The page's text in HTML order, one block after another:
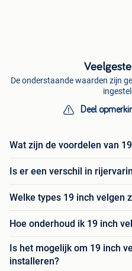
De onderstaande waarden zijn
Deel
Wat zijn de voordelen van
Is er een verschil in
Welke types 19 inch velgen
Hoe onderhoud ik 19 inch
Is het mogelijk om 19 inch
installeren?